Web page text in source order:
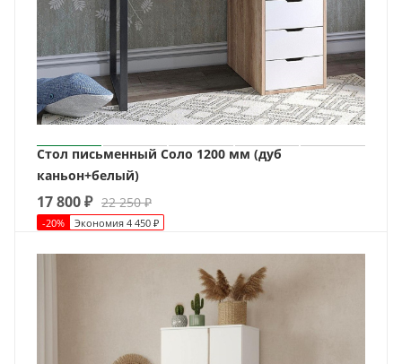
Стол письменный Соло 1200 мм (дуб
каньон+белый)
17 800₽ 22 250₽
-20% Экономия 4 450 ₽